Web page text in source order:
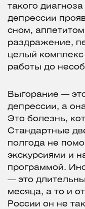
такого
депрессии
сном,
раздражение,
целый комплекс
работы до
Выгорание —
депрессии, а
Это болезнь,
Стандартные
полгода не
экскурсиями и
программой.
— это
месяца, а то и
России он не